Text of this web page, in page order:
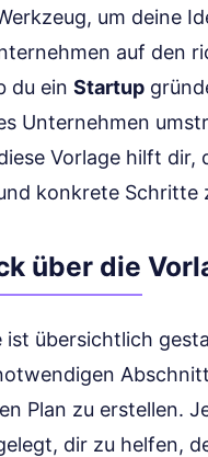
um deine
auf den
du ein Startup
Unternehmen
Vorlage hilft dir,
konkrete Schritte
über die
ist übersichtlich
Plan zu erstellen.
dir zu helfen,